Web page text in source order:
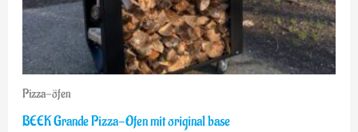
Pizza-öfen
BEEK Grande Pizza-Ofen mit original base